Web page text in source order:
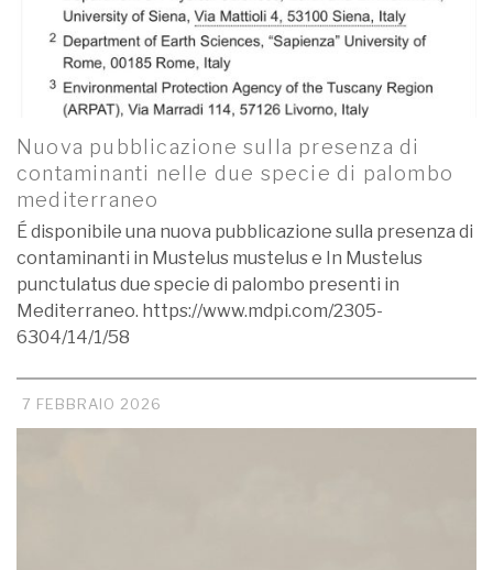
Nuova pubblicazione sulla presenza di
contaminanti nelle due specie di palombo
mediterraneo
É disponibile una nuova pubblicazione sulla presenza di
contaminanti in Mustelus mustelus e In Mustelus
punctulatus due specie di palombo presenti in
Mediterraneo. https://www.mdpi.com/2305-
6304/14/1/58
7 FEBBRAIO 2026